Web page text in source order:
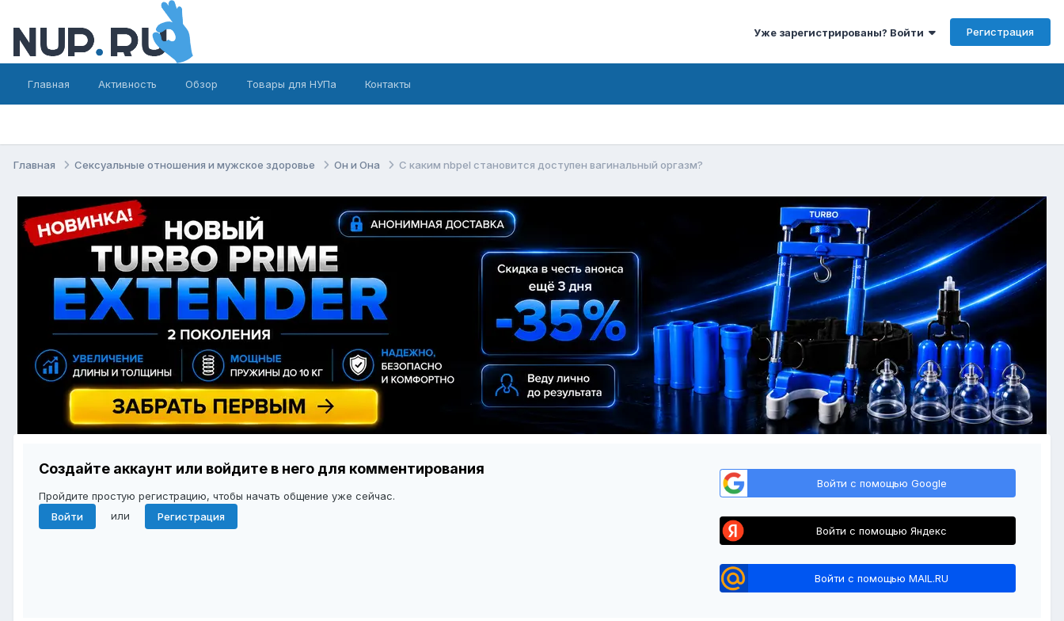
Уже зарегистрированы? Войти Регистрация
Главная Активность Обзор Товары для НУПа Контакты
Главная Сексуальные отношения и мужское здоровье Он и Она С каким nbpel становится доступен вагинальный оргазм?
Создайте аккаунт или войдите в него для комментирования
Пройдите простую регистрацию, чтобы начать общение уже сейчас.
Войти
или Регистрация
Войти с помощью Google
Войти с помощью Яндекс
Войти с помощью MAIL.RU